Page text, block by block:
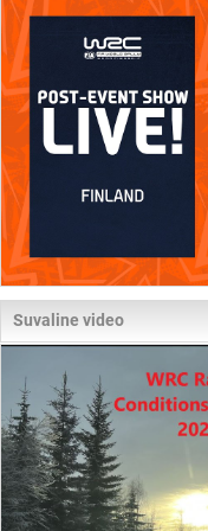
Suvaline video